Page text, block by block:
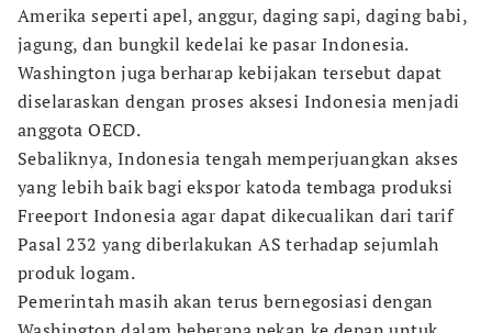
Amerika seperti apel, anggur, daging sapi, daging babi,
jagung, dan bungkil kedelai ke pasar Indonesia.
Washington juga berharap kebijakan tersebut dapat
diselaraskan dengan proses aksesi Indonesia menjadi
anggota OECD.
Sebaliknya, Indonesia tengah memperjuangkan akses
yang lebih baik bagi ekspor katoda tembaga produksi
Freeport Indonesia agar dapat dikecualikan dari tarif
Pasal 232 yang diberlakukan AS terhadap sejumlah
produk logam.
Pemerintah masih akan terus bernegosiasi dengan